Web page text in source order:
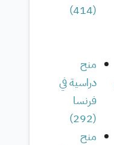
(
414
)
منح
دراسية في
فرنسا
(
292
)
منح